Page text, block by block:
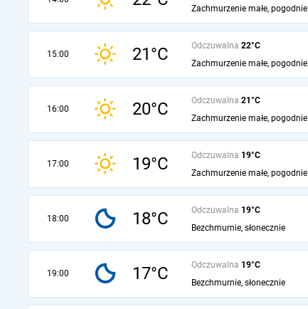
Zachmurzenie małe, pogodnie
15:00 21°C Odczuwalna 22°C
Zachmurzenie małe, pogodnie
16:00 20°C Odczuwalna 21°C
Zachmurzenie małe, pogodnie
17:00 19°C Odczuwalna 19°C
Zachmurzenie małe, pogodnie
18:00 18°C Odczuwalna 19°C
Bezchmurnie, słonecznie
19:00 17°C Odczuwalna 19°C
Bezchmurnie, słonecznie